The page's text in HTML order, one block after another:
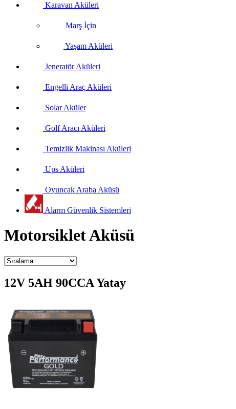
Karavan Aküleri
Marş İçin
Yaşam Aküleri
Jeneratör Aküleri
Engelli Araç Aküleri
Solar Aküler
Golf Aracı Aküleri
Temizlik Makinası Aküleri
Ups Aküleri
Oyuncak Araba Aküsü
Alarm Güvenlik Sistemleri
Motorsiklet Aküsü
12V 5AH 90CCA Yatay